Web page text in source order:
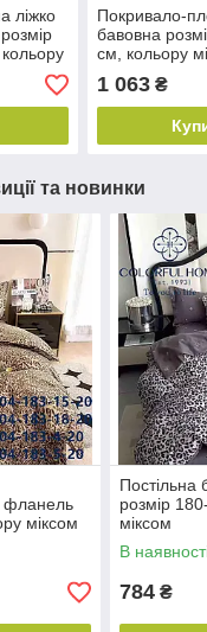
ліжко
Покривало-
бавовна
см, кольору
1 063₴
та новинки
фланель
міксом
Постільна
розмір
міксом
В
784 ₴